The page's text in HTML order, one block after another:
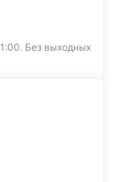
Без выходных